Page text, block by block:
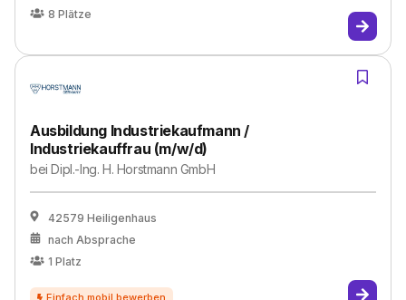
8 Plätze
Ausbildung Industriekaufmann /
Industriekauffrau (m/w/d)
beiDipl.-Ing. H. Horstmann GmbH
42579 Heiligenhaus
nach Absprache
1 Platz